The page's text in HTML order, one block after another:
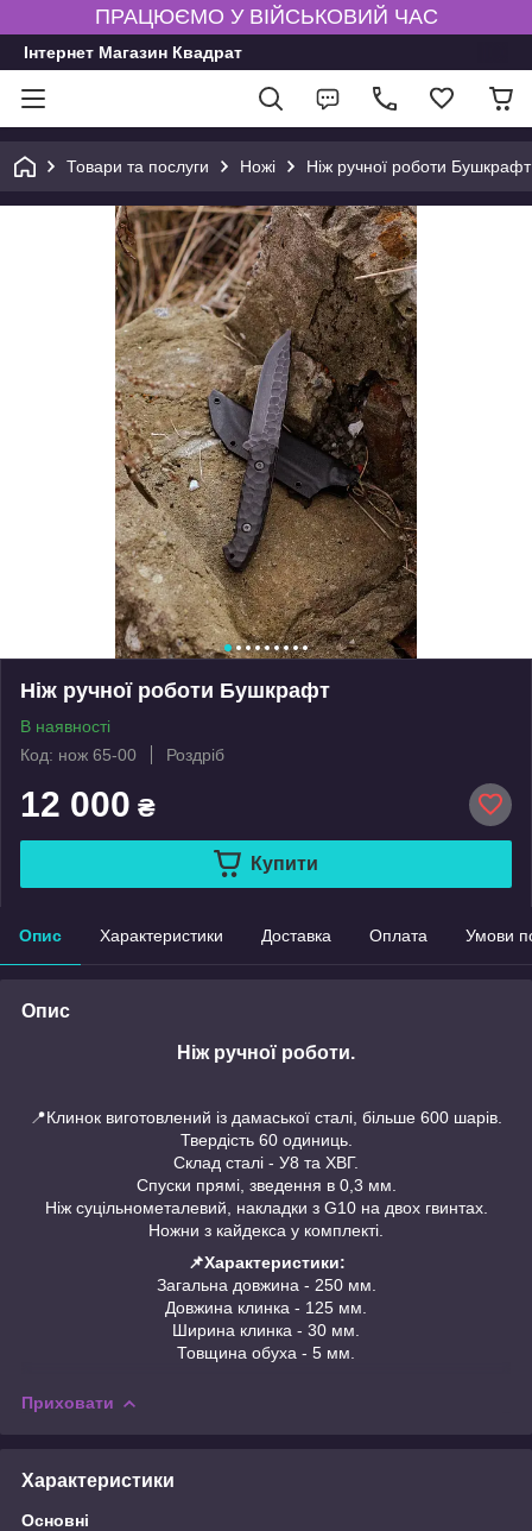
ПРАЦЮЄМО У ВІЙСЬКОВИЙ ЧАС
Інтернет Магазин Квадрат
Товари та послуги Ножі Ніж ручної роботи Бушкрафт
Ніж ручної роботи Бушкрафт
В наявності
Код: нож 65-00
Роздріб
12 000 ₴
Купити
Опис Характеристики Доставка Оплата Умови
Опис
Ніж ручної роботи.
📍Клинок виготовлений із дамаської сталі, більше 600 шарів.
Твердість 60 одиниць.
Склад сталі - У8 та ХВГ.
Спуски прямі, зведення в 0,3 мм.
Ніж суцільнометалевий, накладки з G10 на двох гвинтах.
Ножни з кайдекса у комплекті.
📌Характеристики:
Загальна довжина - 250 мм.
Довжина клинка - 125 мм.
Ширина клинка - 30 мм.
Товщина обуха - 5 мм.
Приховати
Характеристики
Основні